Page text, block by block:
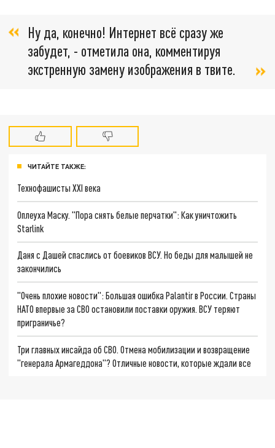
Ну да, конечно! Интернет всё сразу же
забудет, - отметила она, комментируя
экстренную замену изображения в твите.
ЧИТАЙТЕ ТАКЖЕ:
Технофашисты XXI века
Оплеуха Маску. "Пора снять белые перчатки": Как уничтожить
Starlink
Даня с Дашей спаслись от боевиков ВСУ. Но беды для малышей не
закончились
"Очень плохие новости": Большая ошибка Palantir в России. Страны
НАТО впервые за СВО остановили поставки оружия. ВСУ теряют
приграничье?
Три главных инсайда об СВО. Отмена мобилизации и возвращение
"генерала Армагеддона"? Отличные новости, которые ждали все